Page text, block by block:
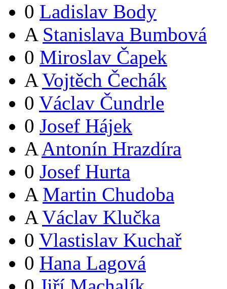
0 Ladislav Body
A Stanislava Bumbová
0 Miroslav Čapek
A Vojtěch Čechák
0 Václav Čundrle
0 Josef Hájek
A Antonín Hrazdíra
0 Josef Hurta
A Martin Chudoba
A Václav Klučka
0 Vlastislav Kuchař
0 Hana Lagová